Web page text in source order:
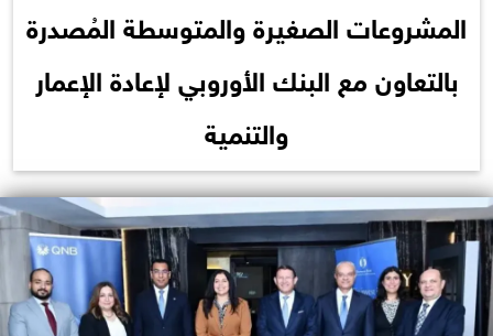
المشروعات الصغيرة والمتوسطة المُصدرة
بالتعاون مع البنك الأوروبي لإعادة الإعمار
والتنمية